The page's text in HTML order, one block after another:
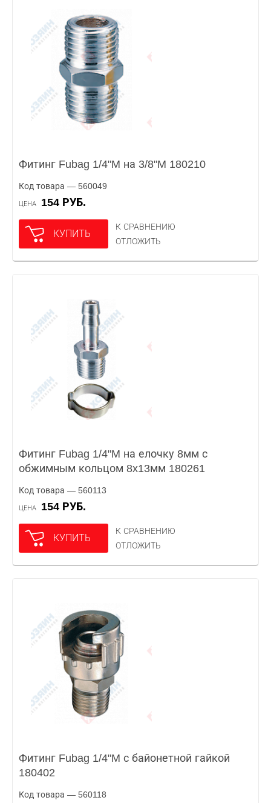
Фитинг Fubag 1/4"M на 3/8"M 180210
Код товара — 560049
ЦЕНА 154 РУБ.
КУПИТЬ
К СРАВНЕНИЮ
ОТЛОЖИТЬ
Фитинг Fubag 1/4"M на елочку 8мм с
обжимным кольцом 8x13мм 180261
Код товара — 560113
ЦЕНА 154 РУБ.
КУПИТЬ
К СРАВНЕНИЮ
ОТЛОЖИТЬ
Фитинг Fubag 1/4"M с байонетной гайкой
180402
Код товара — 560118